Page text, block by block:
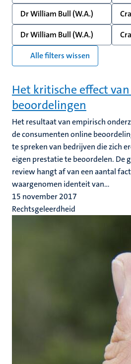
Dr William Bull (W.A.)
Dr William Bull (W.A.)
Alle filters wissen
Het kritische effect
beoordelingen
Het resultaat van empirisch
de consumenten online
te spreken van bedrijven die zich
eigen prestatie te beoordelen. De
review hangt af van een aantal
waargenomen identeit van...
15 november 2017
Rechtsgeleerdheid